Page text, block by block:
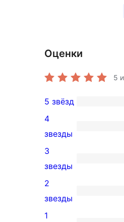
Оценки
5
1
5-
звездный
отзыв
5 звёзд
0
4-
звездный
отзыв
4
звезды
0
3-
звездный
отзыв
3
звезды
0
2-
2
звезды
1